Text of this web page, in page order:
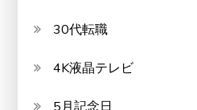
30代転職
4K液晶テレビ
5月記念日